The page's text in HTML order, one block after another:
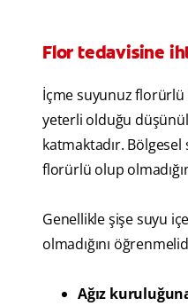
Flor tedavisine
İçme suyunuz florürlü
yeterli olduğu
katmaktadır.
florürlü olup
Genellikle şişe suyu
olmadığını
Ağız